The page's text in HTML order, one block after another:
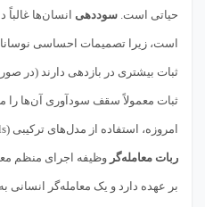
حیاتی است. سوددهی انسان‌ها
است، زیرا تصمیمات احساسی
ثبات بیشتری در بازدهی دارند (در
ثبات معمولاً سقف سودآوری آن‌ها را
امروزه، استفاده از مدل‌های ترکیبی (Hybrid Models) است؛ جایی که یک
ربات معامله‌گر وظیفه اجرای منظم
بر عهده دارد و یک معامله‌گر انسانی